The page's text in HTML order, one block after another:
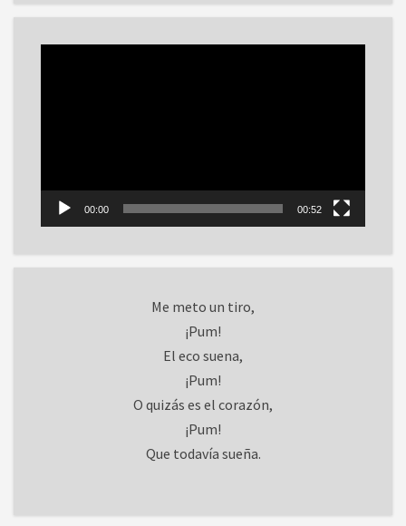
00:00 00:52
Me meto un tiro,
¡Pum!
El eco suena,
¡Pum!
O quizás es el corazón,
¡Pum!
Que todavía sueña.